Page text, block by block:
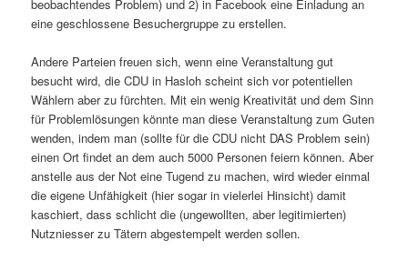
beobachtendes Problem) und 2) in Facebook eine Einladung an
eine geschlossene Besuchergruppe zu erstellen.
Andere Parteien freuen sich, wenn eine Veranstaltung gut
besucht wird, die CDU in Hasloh scheint sich vor potentiellen
Wählern aber zu fürchten. Mit ein wenig Kreativität und dem Sinn
für Problemlösungen könnte man diese Veranstaltung zum Guten
wenden, indem man (sollte für die CDU nicht DAS Problem sein)
einen Ort findet an dem auch 5000 Personen feiern können. Aber
anstelle aus der Not eine Tugend zu machen, wird wieder einmal
die eigene Unfähigkeit (hier sogar in vielerlei Hinsicht) damit
kaschiert, dass schlicht die (ungewollten, aber legitimierten)
Nutzniesser zu Tätern abgestempelt werden sollen.